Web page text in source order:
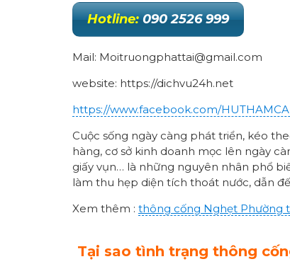
Hotline: 090 2526 999
Mail: Moitruongphattai@gmail.com
website: https://dichvu24h.net
https://www.facebook.com/
Cuộc sống ngày càng phát triển, kéo
hàng, cơ sở kinh doanh mọc lên ngày
giấy vụn… là những nguyên nhân phổ
làm thu hẹp diện tích thoát nước, dẫn
Xem thêm : thông cống Nghẹt Phường
Tại sao tình trạng thông